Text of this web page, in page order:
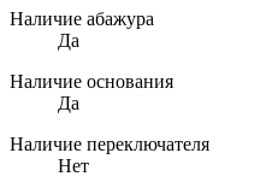
Наличие абажура
Да
Наличие основания
Да
Наличие переключателя
Нет